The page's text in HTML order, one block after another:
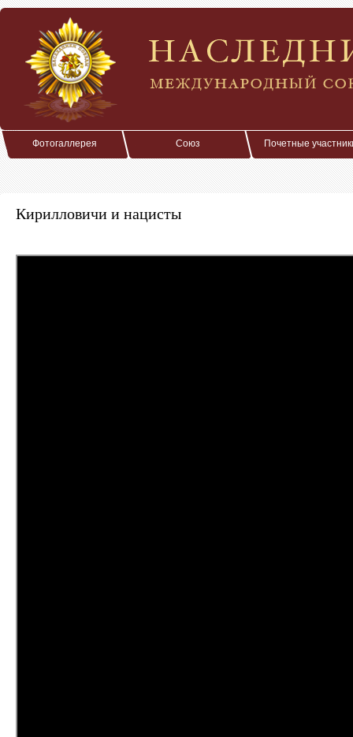
Фотогаллерея Союз Почетные
Кирилловичи и нацисты